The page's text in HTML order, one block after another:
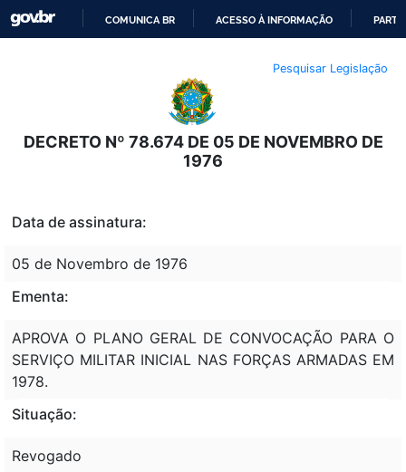
O
CONTEÚDO
COMUNICA BR ACESSO À INFORMAÇÃO
Pesquisar Legislação
DECRETO Nº 78.674 DE 05 DE NOVEMBRO DE
1976
Data de assinatura:
05 de Novembro de 1976
Ementa:
APROVA O PLANO GERAL DE CONVOCAÇÃO PARA O
SERVIÇO MILITAR INICIAL NAS FORÇAS ARMADAS EM
1978.
Situação:
Revogado